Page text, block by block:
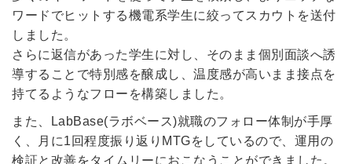
ワードでヒットする機電系学生に絞ってスカウトを送付
しました。
さらに返信があった学生に対し、そのまま個別面談へ誘
導することで特別感を醸成し、温度感が高いまま接点を
持てるようなフローを構築しました。
また、LabBase(ラボベース)就職のフォロー体制が手厚
く、月に1回程度振り返りMTGをしているので、運用の
検証と改善をタイムリーにおこなうことができました。